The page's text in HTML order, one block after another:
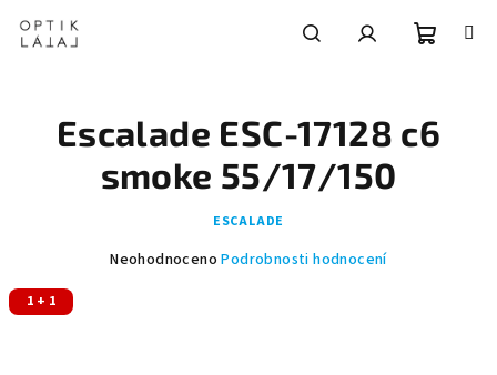
obsah
košík
Escalade ESC-17128 c6
smoke 55/17/150
ESCALADE
Průměrné
Neohodnoceno Podrobnosti hodnocení
1 + 1